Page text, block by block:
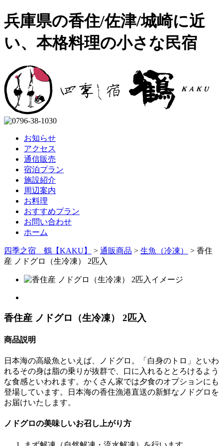
兵庫県の香住/佐津/城崎に近
い、本格料理の小さな民宿
お知らせ
アクセス
通信販売
宿泊プラン
施設紹介
周辺案内
お料理
おすすめプラン
お問い合わせ
ホーム
四季之宿 鶴【KAKU】 > 通販商品 > 生魚（冷凍） > 香住
産 ノドグロ（生冷凍） 2匹入
香住産 ノドグロ（生冷凍） 2匹入
商品説明
日本海の高級魚といえば、ノドグロ。「白身のトロ」といわ
れるその身は脂の乗りが抜群で、口に入れるととろけるよう
な食感といわれます。かくさん家では夕食のオプションにも
登場しています。日本海の香住漁港直送の新鮮なノドグロを
お届けいたします。
ノドグロの美味しいお召し上がり方